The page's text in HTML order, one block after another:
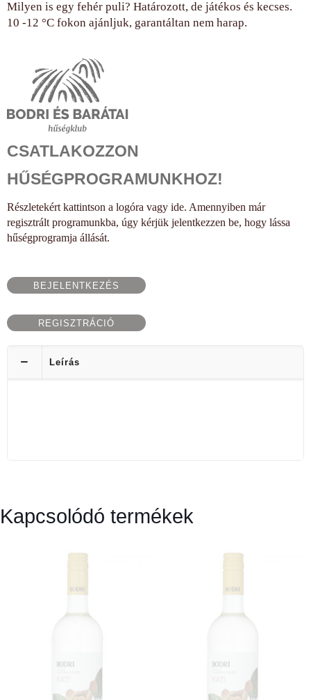
Milyen is egy fehér puli? Határozott, de játékos és kecses.
10 -12 °C fokon ajánljuk, garantáltan nem harap.
CSATLAKOZZON
HŰSÉGPROGRAMUNKHOZ!
Részletekért kattintson a logóra vagy ide. Amennyiben már
regisztrált programunkba, úgy kérjük jelentkezzen be, hogy lássa
hűségprogramja állását.
BEJELENTKEZÉS
REGISZTRÁCIÓ
Leírás
Kapcsolódó termékek